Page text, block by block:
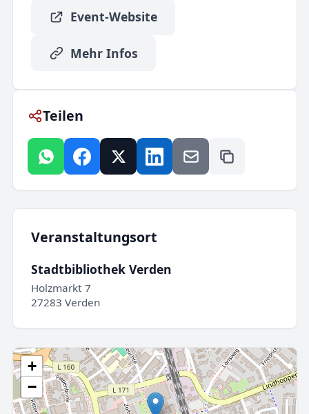
Event-Website
Mehr Infos
Teilen
Veranstaltungsort
Stadtbibliothek Verden
Holzmarkt 7
27283 Verden
+
−